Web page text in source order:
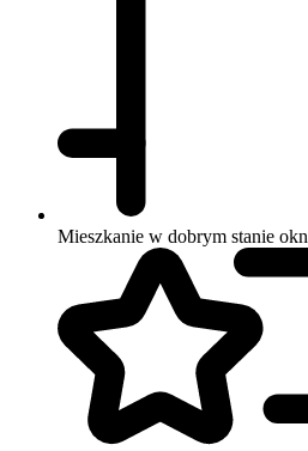
Mieszkanie w dobrym stanie